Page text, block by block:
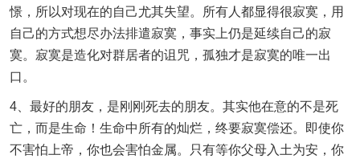
憬，所以对现在的自己尤其失望。所有人都显得很寂寞，用
自己的方式想尽办法排遣寂寞，事实上仍是延续自己的寂
寞。寂寞是造化对群居者的诅咒，孤独才是寂寞的唯一出
口。
4、最好的朋友，是刚刚死去的朋友。其实他在意的不是死
亡，而是生命！生命中所有的灿烂，终要寂寞偿还。即使你
不害怕上帝，你也会害怕金属。只有等你父母入土为安，你